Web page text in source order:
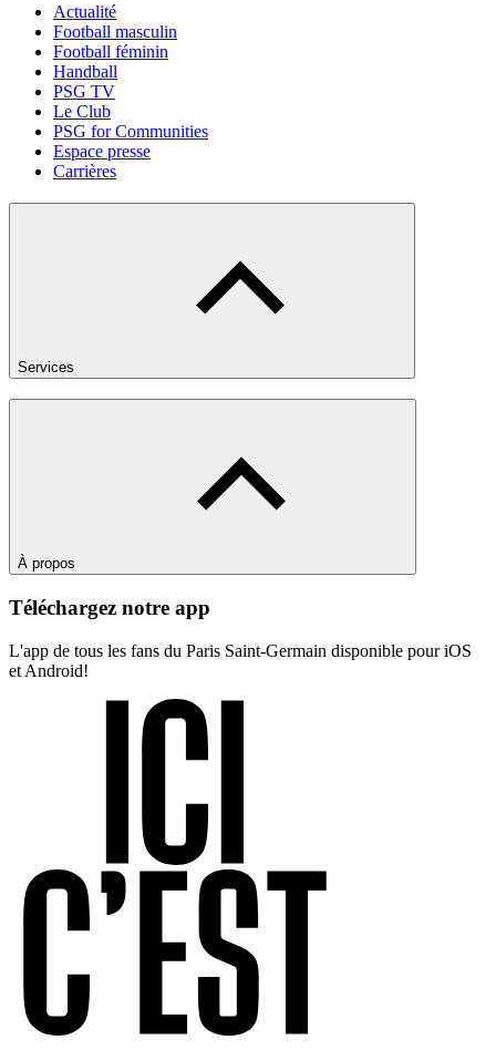
Actualité
Football masculin
Football féminin
Handball
PSG TV
Le Club
PSG for Communities
Espace presse
Carrières
Services
À propos
Téléchargez notre app
L'app de tous les fans du Paris Saint-Germain disponible pour iOS
et Android!